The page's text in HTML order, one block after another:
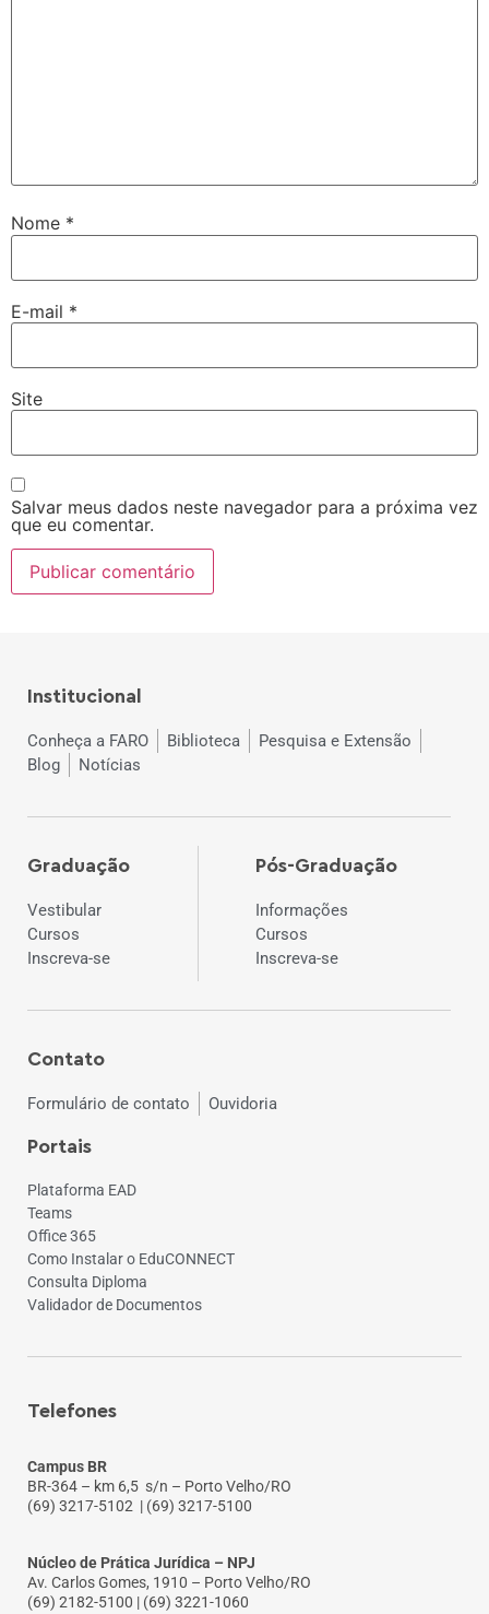
Nome *
E-mail *
Site
Salvar meus dados neste navegador para a próxima vez
que eu comentar.
Institucional
Conheça a FARO Biblioteca
Pesquisa e Extensão
Blog
Notícias
Graduação
Vestibular
Cursos
Inscreva-se
Pós-Graduação
Informações
Cursos
Inscreva-se
Contato
Formulário de contato Ouvidoria
Portais
Plataforma EAD
Teams
Office 365
Como Instalar o EduCONNECT
Consulta Diploma
Validador de Documentos
Telefones
Campus BR
BR-364 – km 6,5 s/n – Porto Velho/RO
(69) 3217-5102 | (69) 3217-5100
Núcleo de Prática Jurídica – NPJ
Av. Carlos Gomes, 1910 – Porto Velho/RO
(69) 2182-5100 | (69) 3221-1060